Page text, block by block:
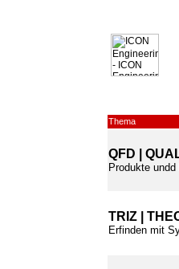
Thema
QFD |
Produkte
TRIZ |
Erfinden mit